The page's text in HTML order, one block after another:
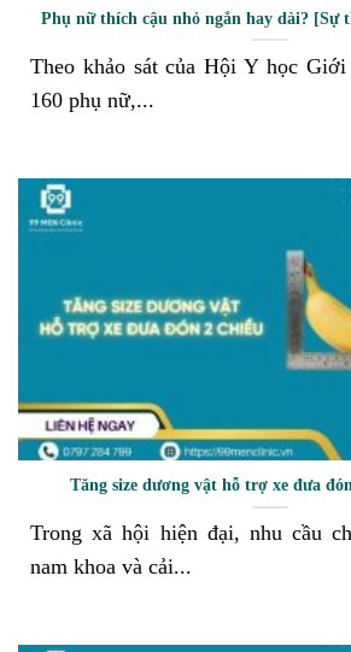
Phụ nữ thích cậu nhỏ ngắn hay dài? [Sự
Theo khảo sát của Hội Y học
160 phụ nữ,...
Tăng size dương vật hỗ trợ xe đưa
Trong xã hội hiện đại, nhu cầu
nam khoa và cải...